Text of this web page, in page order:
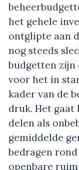
het gehele
ontglipte aan
nog steeds
budgetten zijn
voor het in
kader van de
druk. Het gaat
delen als
gemiddelde
bedragen
openbare